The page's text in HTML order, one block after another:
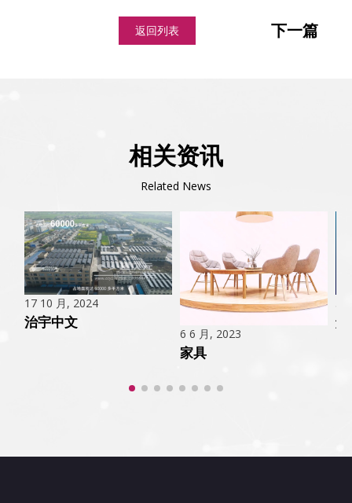
返回列表 下一篇
相关资讯
Related News
17 10 月, 2024
治宇中文
6 6 月, 2023
家具
5
解